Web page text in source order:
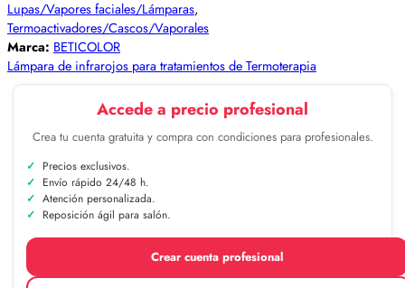
Lupas/Vapores faciales/Lámparas,
Termoactivadores/Cascos/Vaporales
Marca: BETICOLOR
Lámpara de infrarojos para tratamientos de Termoterapia
Accede a precio profesional
Crea tu cuenta gratuita y compra con condiciones para profesionales.
Precios exclusivos.
Envío rápido 24/48 h.
Atención personalizada.
Reposición ágil para salón.
Crear cuenta profesional